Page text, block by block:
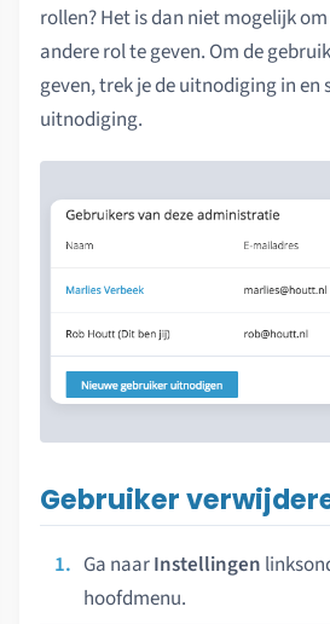
rollen? Het is dan niet mogelijk
andere rol te geven. Om de
geven, trek je de uitnodiging in en
uitnodiging.
Gebruiker
Ga naarInstellingen
hoofdmenu.